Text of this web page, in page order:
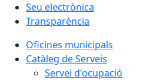
Seu electrònica
Transparència
Oficines municipals
Catàleg de Serveis
Servei d'ocupació